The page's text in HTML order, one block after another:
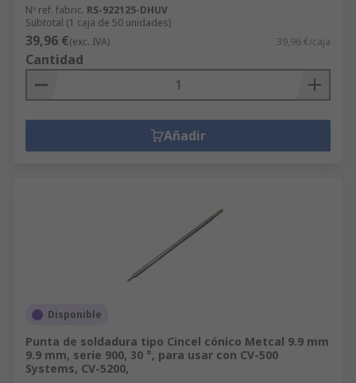
Nº ref. fabric. RS-922125-DHUV
Subtotal (1 caja de 50 unidades)
39,96 €(exc. IVA) 39,96 €/caja
Cantidad
Añadir
Disponible
Punta de soldadura tipo Cincel cónico Metcal 9.9 mm
9.9 mm, serie 900, 30 °, para usar con CV-500
Systems, CV-5200,